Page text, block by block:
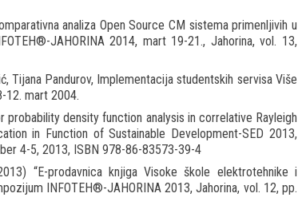
analiza Open Source CM sistema primenljivih u
JAHORINA 2014, mart 19-21., Jahorina, vol. 13,
Tijana Pandurov, Implementacija studentskih servisa Više
12. mart 2004.
density function analysis in correlative Rayleigh
in Function of Sustainable Development-SED 2013,
4-5, 2013, ISBN 978-86-83573-39-4
“E-prodavnica knjiga Visoke škole elektrotehnike i
INFOTEH®-JAHORINA 2013, Jahorina, vol. 12, pp.